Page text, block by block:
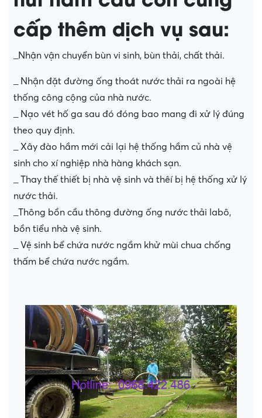
cấp thêm dịch vụ sau:
_Nhận vận chuyển bùn vi sinh, bùn thải, chất thải.
_ Nhận đặt đường ống thoát nước thải ra ngoài hệ
thống công cộng của nhà nước.
_ Nạo vét hố ga sau đó đóng bao mang đi xử lý đúng
theo quy định.
_ Xây đào hầm mới cải lại hệ thống hầm củ nhà vệ
sinh cho xí nghiệp nhà hàng khách sạn.
_ Thay thế thiết bị nhà vệ sinh và thêí bị hệ thống xử lý
nước thải.
_Thông bồn cầu thông đường ống nước thải labô,
bồn tiểu nhà vệ sinh.
_ Vệ sinh bể chứa nước ngầm khử mùi chua chống
thấm bể chứa nước ngầm.